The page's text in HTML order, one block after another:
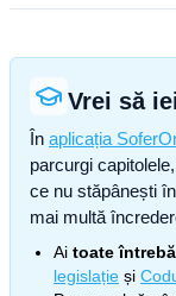
Vrei să
În aplicația
parcurgi
ce nu stăpânești
mai multă
Ai toate
legislație și